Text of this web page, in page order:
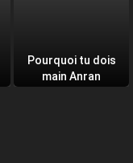
Pourquoi tu dois
main Anran